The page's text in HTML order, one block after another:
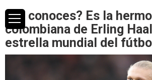
¿La conoces? Es la
colombiana de Erling
estrella mundial del fútbol